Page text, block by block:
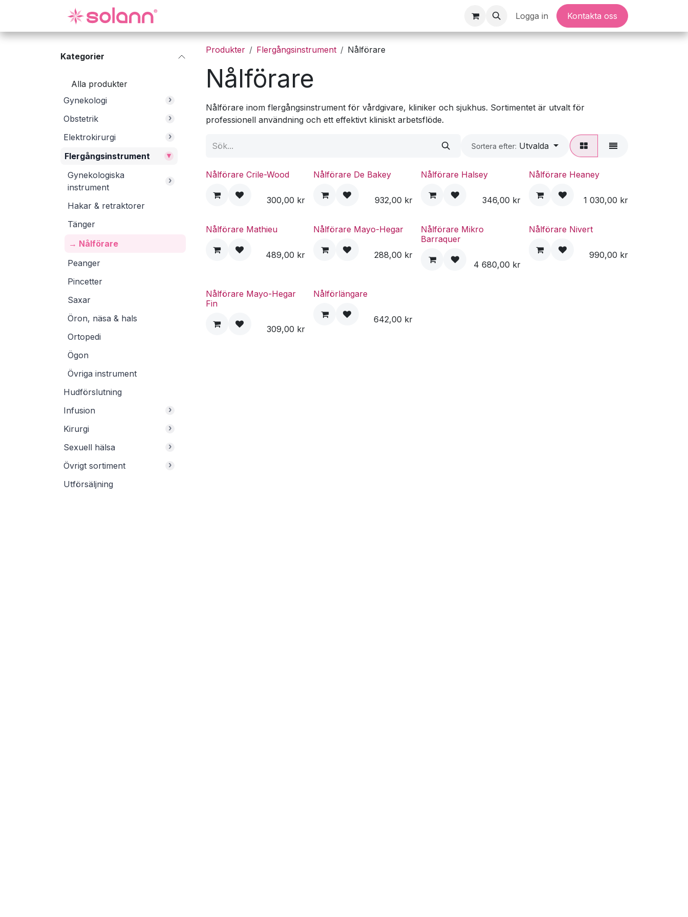
Logga in Kontakta oss
Kategorier
Alla produkter
Gynekologi
›
Obstetrik ›
Elektrokirurgi ›
Flergångsinstrument ▾
Gynekologiska
instrument
›
Hakar & retraktorer
Tänger
→ Nålförare
Peanger
Pincetter
Saxar
Öron, näsa & hals
Ortopedi
Ögon
Övriga instrument
Hudförslutning
Infusion
›
Kirurgi ›
Sexuell hälsa ›
Övrigt sortiment ›
Utförsäljning
Produkter Flergångsinstrument Nålförare
Nålförare
Nålförare inom flergångsinstrument för vårdgivare, kliniker och sjukhus. Sortimentet är utvalt för
professionell användning och ett effektivt kliniskt arbetsflöde.
Sortera efter: Utvalda
Nålförare Crile-Wood
300,00 kr
Nålförare De Bakey
932,00 kr
Nålförare Halsey
346,00 kr
Nålförare Heaney
1 030,00 kr
Nålförare Mathieu
489,00 kr
Nålförare Mayo-Hegar
288,00 kr
Nålförare Mikro
Barraquer
4 680,00 kr
Nålförare Nivert
990,00 kr
Nålförare Mayo-Hegar
Fin
309,00 kr
Nålförlängare
642,00 kr